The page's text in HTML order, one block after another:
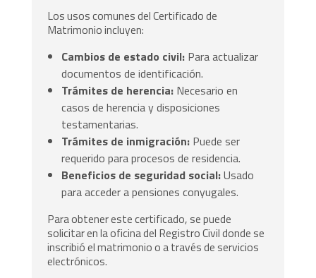
Los usos comunes del Certificado de
Matrimonio incluyen:
Cambios de estado civil: Para actualizar
documentos de identificación.
Trámites de herencia: Necesario en
casos de herencia y disposiciones
testamentarias.
Trámites de inmigración: Puede ser
requerido para procesos de residencia.
Beneficios de seguridad social:Usado
para acceder a pensiones conyugales.
Para obtener este certificado, se puede
solicitar en la oficina del Registro Civil donde se
inscribió el matrimonio o a través de servicios
electrónicos.